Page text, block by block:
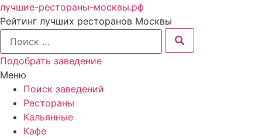
лучшие-рестораны-москвы.рф
Рейтинг лучших ресторанов Москвы
Подобрать заведение
Меню
Поиск заведений
Рестораны
Кальянные
Кафе